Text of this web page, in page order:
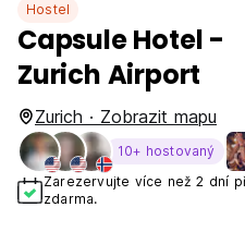
Hostel
Capsule Hotel -
Zurich Airport
Zurich · Zobrazit mapu
10+ hostovaný
Zarezervujte více než 2 dní
zdarma.